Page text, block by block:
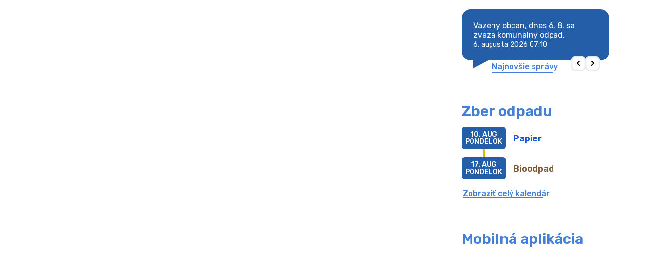
Vazeny obcan, dnes 6. 8. sa
zvaza komunalny odpad.
6. augusta 2026 07:10
Najnovšie správy
Zber odpadu
Papier
10. AUG
PONDELOK
Bioodpad
17. AUG
PONDELOK
Zobraziť celý kalendár
Mobilná aplikácia